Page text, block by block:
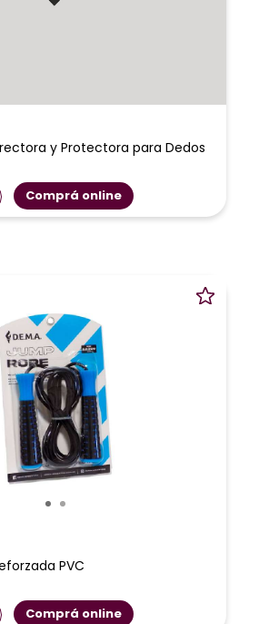
y Protectora para Dedos
Comprá online
PVC
Comprá online